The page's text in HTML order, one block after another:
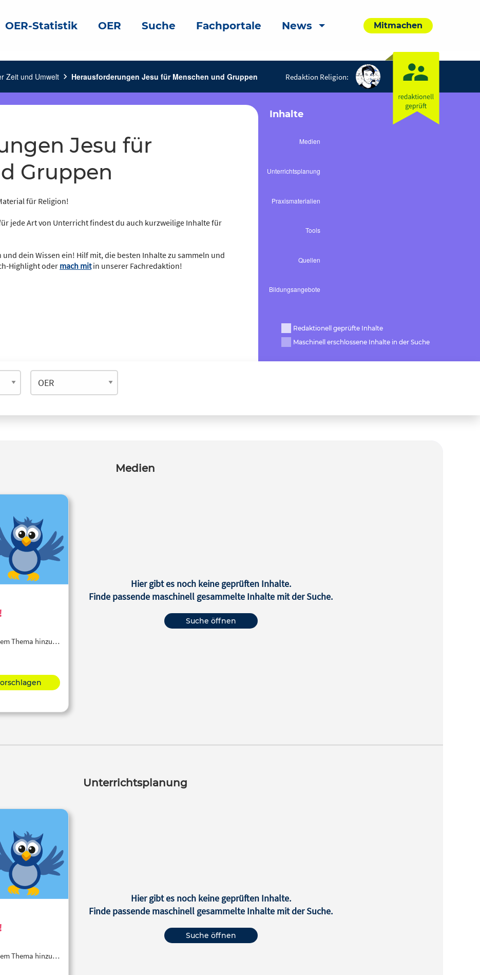
OER-Statistik OER Suche Fachportale News Mitmachen
Zeit und Umwelt chevron_right Herausforderungen Jesu für Menschen und Gruppen Redaktion Religion:
Gruppen
für Religion!
jede Art von Unterricht findest du auch kurzweilige Inhalte für
dein Wissen ein! Hilf mit, die besten Inhalte zu sammeln und
Highlight oder mach mitin unserer Fachredaktion!
Inhalte
Redaktionell geprüfte Inhalte
Maschinell erschlossene Inhalte in der Suche
Medien
Thema hinzu…
Hier gibt es noch keine geprüften Inhalte.
Finde passende maschinell gesammelte Inhalte mit der Suche.
Suche öffnen
Unterrichtsplanung
Thema hinzu…
Hier gibt es noch keine geprüften Inhalte.
Finde passende maschinell gesammelte Inhalte mit der Suche.
Suche öffnen